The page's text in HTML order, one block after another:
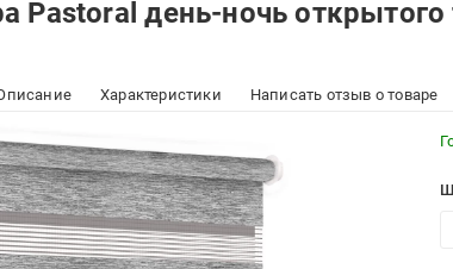
Pastoral день-ночь
Характеристики Написать отзыв о товаре